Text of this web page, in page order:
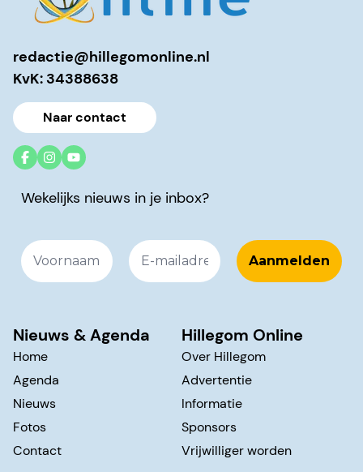
redactie@hillegomonline.nl
KvK: 34388638
Naar contact
Wekelijks nieuws in je inbox?
Nieuws & Agenda
Home
Agenda
Nieuws
Fotos
Contact
Hillegom Online
Over Hillegom
Advertentie
Informatie
Sponsors
Vrijwilliger worden